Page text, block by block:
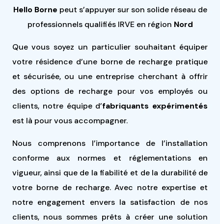
Hello Borne peut s’appuyer sur son solide réseau de
professionnels qualifiés IRVE en région Nord
Que vous soyez un particulier souhaitant équiper
votre résidence d’une borne de recharge pratique
et sécurisée, ou une entreprise cherchant à offrir
des options de recharge pour vos employés ou
clients, notre équipe d’fabriquants expérimentés
est là pour vous accompagner.
Nous comprenons l’importance de l’installation
conforme aux normes et réglementations en
vigueur, ainsi que de la fiabilité et de la durabilité de
votre borne de recharge. Avec notre expertise et
notre engagement envers la satisfaction de nos
clients, nous sommes prêts à créer une solution